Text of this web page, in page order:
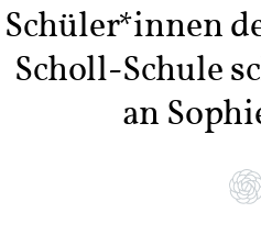
Schüler*innen
Scholl-Schule
an